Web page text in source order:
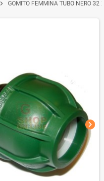
chevron_right GOMITO FEMMINA TUBO NERO 32
chevron_right